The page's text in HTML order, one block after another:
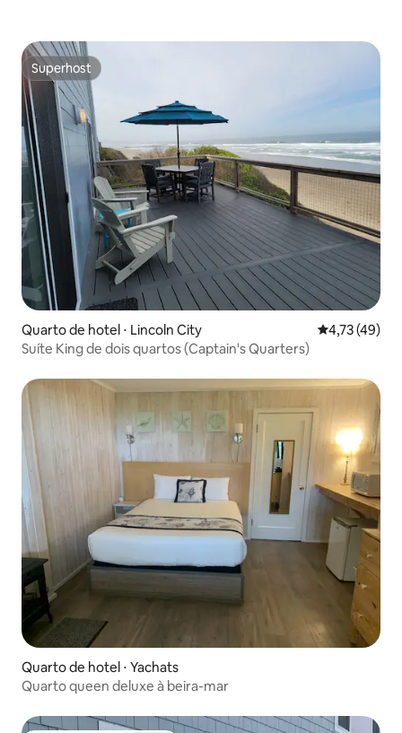
Superhost
Superhost
Quarto de hotel ⋅ Lincoln City 4,73 de uma
4,73 (49)
Suíte King de dois quartos (Captain's Quarters)
Quarto de hotel ⋅ Yachats
Quarto queen deluxe à beira-mar